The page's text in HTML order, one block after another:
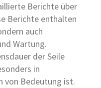
Berichte über
Berichte enthalten
auch
Wartung.
der Seile
in
von Bedeutung ist.